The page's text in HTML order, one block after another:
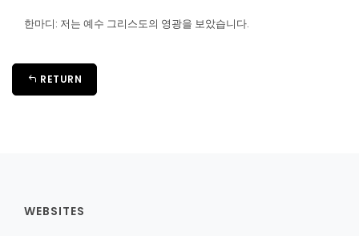
한마디: 저는 예수 그리스도의 영광을 보았습니다.
RETURN
WEBSITES